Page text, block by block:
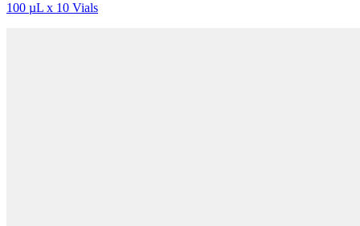
100 µL x 10 Vials